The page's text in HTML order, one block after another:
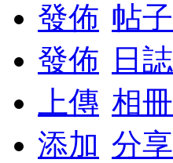
發佈 帖子
發佈
日誌
上傳 相冊
添加 分享